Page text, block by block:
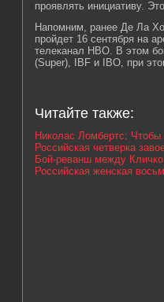
проявлять инициативу.
Напомним, ранее Де Ла
пройдет 16 сентября на
телеканал HBO. В этом
(Super), IBF и IBO, при
Читайте также:
Николас Ломбертс: Чтобы
Российская четверка
Бой-реванш между
Российская женская